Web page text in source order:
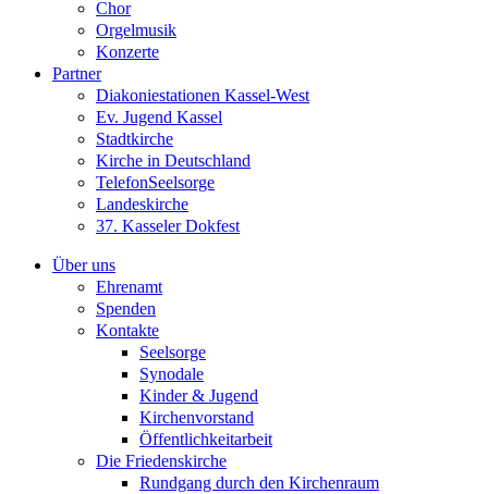
Chor
Orgelmusik
Konzerte
Partner
Diakoniestationen Kassel-West
Ev. Jugend Kassel
Stadtkirche
Kirche in Deutschland
TelefonSeelsorge
Landeskirche
37. Kasseler Dokfest
Über uns
Ehrenamt
Spenden
Kontakte
Seelsorge
Synodale
Kinder & Jugend
Kirchenvorstand
Öffentlichkeitarbeit
Die Friedenskirche
Rundgang durch den Kirchenraum